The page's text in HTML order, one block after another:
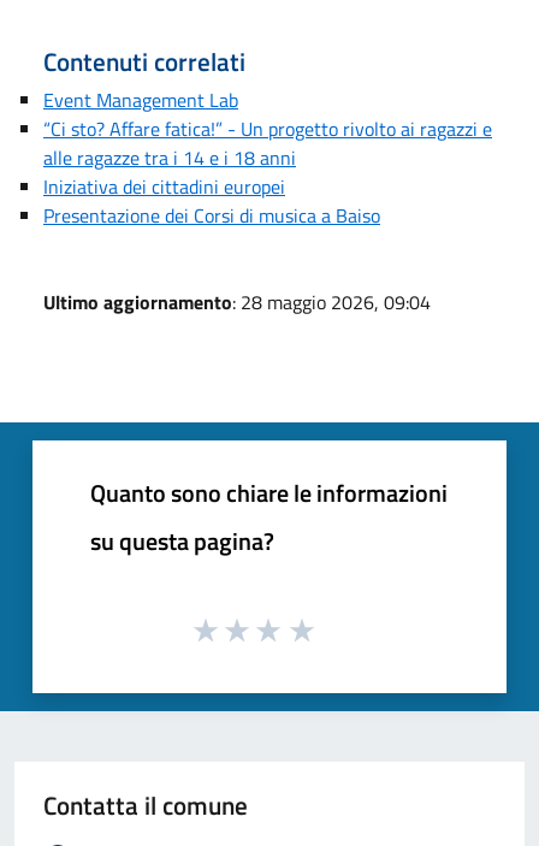
Contenuti correlati
Event Management Lab
“Ci sto? Affare fatica!” - Un progetto rivolto ai ragazzi e
alle ragazze tra i 14 e i 18 anni
Iniziativa dei cittadini europei
Presentazione dei Corsi di musica a Baiso
Ultimo aggiornamento: 28 maggio 2026, 09:04
Quanto sono chiare le informazioni
su questa pagina?
Contatta il comune